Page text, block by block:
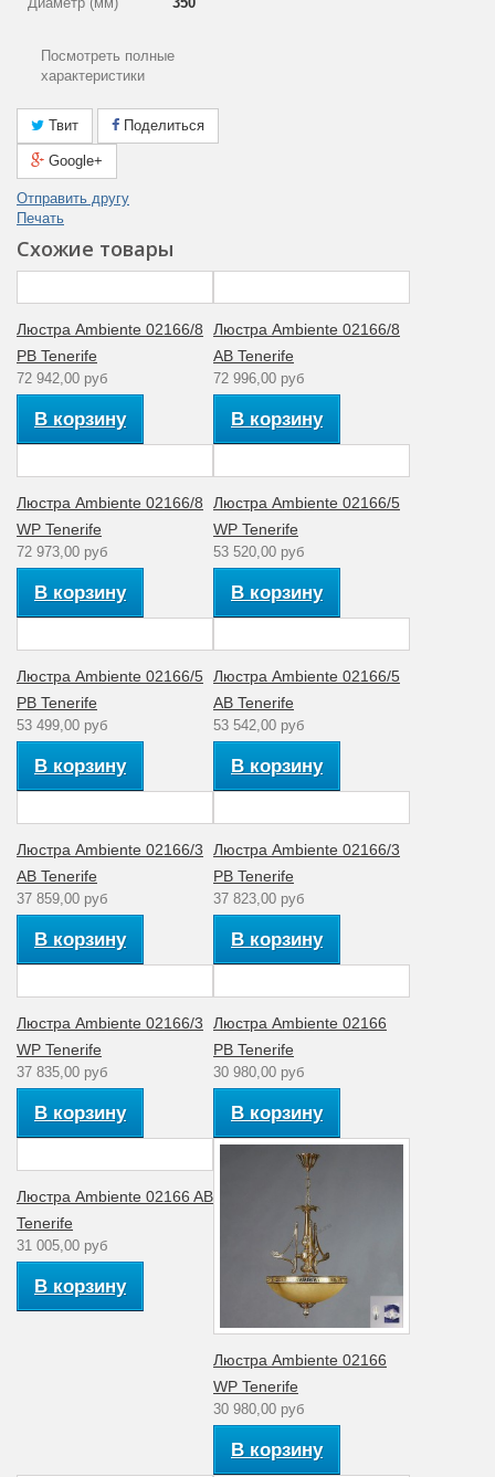
Лампы в
Тип крепления На крюк
Площадь
освещения (м2)
Световая
температура (K)
Общая мощность
Степень
пылевлагозащиты
пыль (1ая цифра)
влага (2ая цифра)
производителя
(месяцы)
12
Цвет плафона Песочный
арматуры
Глянцевый
Мощность лампы
(Вт)
4
Материал
арматуры
Металл
02166/35 PL
Количество ламп 3
Стиль Классика
Рабочее
напряжение (V)
Аналог лампе
накаливания (Вт)
Количество
плафонов
Диапазон рабочих
температур
Комнатная
температура
Материал
плафона
Коллекция
Для спальни,
кабинета
Посмотреть полные
характеристики
Твит Поделиться
Google+
Отправить другу
Печать
Схожие товары
Люстра Ambiente 02166/8
PB Tenerife
72 942,00 руб
В корзину
Люстра Ambiente 02166/8
AB Tenerife
72 996,00 руб
В корзину
Люстра Ambiente 02166/8
WP Tenerife
72 973,00 руб
В корзину
Люстра Ambiente 02166/5
WP Tenerife
53 520,00 руб
В корзину
Люстра Ambiente 02166/5
PB Tenerife
53 499,00 руб
В корзину
Люстра Ambiente 02166/5
AB Tenerife
53 542,00 руб
В корзину
Люстра Ambiente 02166/3
AB Tenerife
37 859,00 руб
В корзину
Люстра Ambiente 02166/3
PB Tenerife
37 823,00 руб
В корзину
Люстра Ambiente 02166/3
WP Tenerife
37 835,00 руб
В корзину
Люстра Ambiente 02166
PB Tenerife
30 980,00 руб
В корзину
Люстра Ambiente 02166 AB
Tenerife
31 005,00 руб
В корзину
Люстра Ambiente 02166
WP Tenerife
30 980,00 руб
В корзину